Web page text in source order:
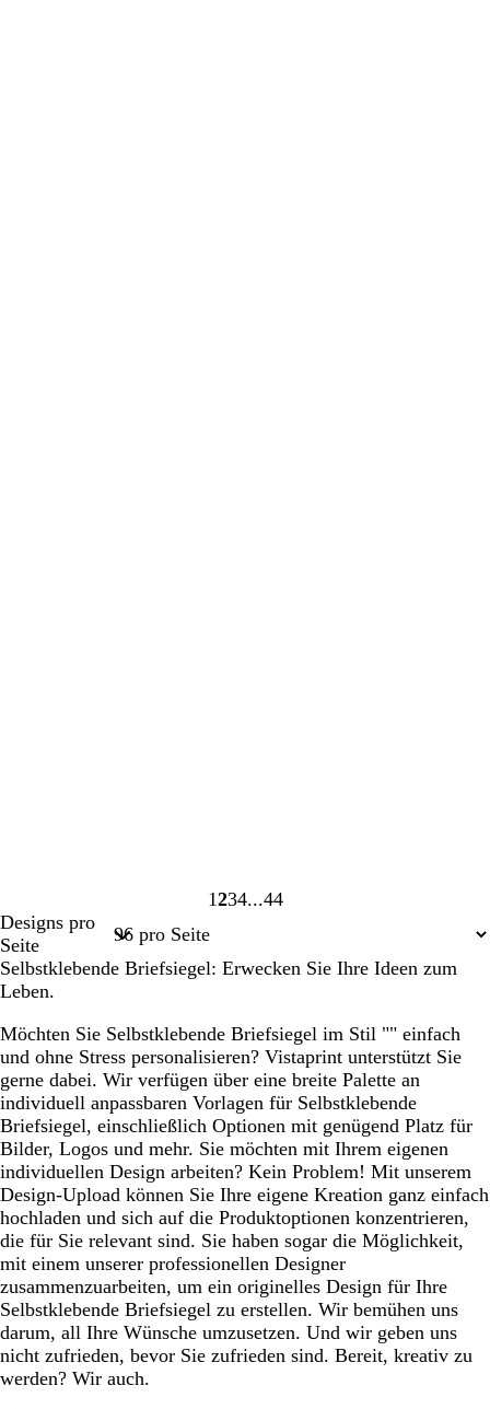
Seite
1Seite
2Seite
3Seite
4
Seite
44
Designs pro
Seite
Selbstklebende Briefsiegel: Erwecken Sie Ihre Ideen zum
Leben.
Möchten Sie Selbstklebende Briefsiegel im Stil "" einfach
und ohne Stress personalisieren? Vistaprint unterstützt Sie
gerne dabei. Wir verfügen über eine breite Palette an
individuell anpassbaren Vorlagen für Selbstklebende
Briefsiegel, einschließlich Optionen mit genügend Platz für
Bilder, Logos und mehr. Sie möchten mit Ihrem eigenen
individuellen Design arbeiten? Kein Problem! Mit unserem
Design-Upload können Sie Ihre eigene Kreation ganz einfach
hochladen und sich auf die Produktoptionen konzentrieren,
die für Sie relevant sind. Sie haben sogar die Möglichkeit,
mit einem unserer professionellen Designer
zusammenzuarbeiten, um ein originelles Design für Ihre
Selbstklebende Briefsiegel zu erstellen. Wir bemühen uns
darum, all Ihre Wünsche umzusetzen. Und wir geben uns
nicht zufrieden, bevor Sie zufrieden sind. Bereit, kreativ zu
werden? Wir auch.